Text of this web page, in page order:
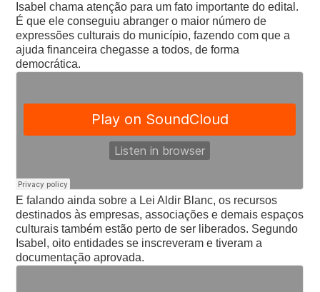
Isabel chama atenção para um fato importante do edital.
É que ele conseguiu abranger o maior número de
expressões culturais do município, fazendo com que a
ajuda financeira chegasse a todos, de forma
democrática.
E falando ainda sobre a Lei Aldir Blanc, os recursos
destinados às empresas, associações e demais espaços
culturais também estão perto de ser liberados. Segundo
Isabel, oito entidades se inscreveram e tiveram a
documentação aprovada.